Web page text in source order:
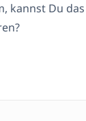
kannst Du